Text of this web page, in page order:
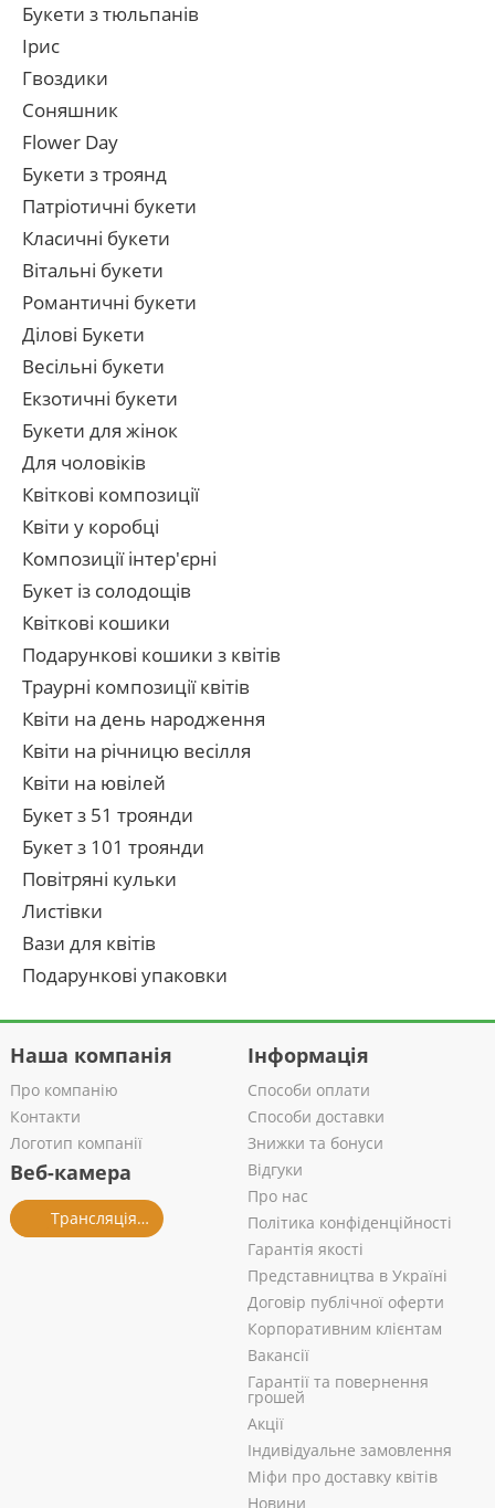
Букети з тюльпанів
Ірис
Гвоздики
Соняшник
Flower Day
Букети з троянд
Патріотичні букети
Класичні букети
Вітальні букети
Романтичні букети
Ділові Букети
Весільні букети
Екзотичні букети
Букети для жінок
Для чоловіків
Квіткові композиції
Квіти у коробці
Композиції інтер'єрні
Букет із солодощів
Квіткові кошики
Подарункові кошики з квітів
Траурні композиції квітів
Квіти на день народження
Квіти на річницю весілля
Квіти на ювілей
Букет з 51 троянди
Букет з 101 троянди
Повітряні кульки
Листівки
Вази для квітів
Подарункові упаковки
Наша компанія
Про компанію
Контакти
Логотип компанії
Веб-камера
Трансляція із салону
Інформація
Способи оплати
Способи доставки
Знижки та бонуси
Відгуки
Про нас
Політика конфіденційності
Гарантія якості
Представництва в Україні
Договір публічної оферти
Корпоративним клієнтам
Вакансії
Гарантії та повернення
грошей
Акції
Індивідуальне замовлення
Міфи про доставку квітів
Новини